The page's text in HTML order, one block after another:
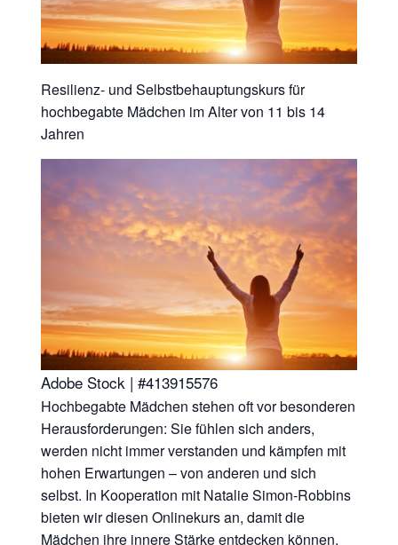
Resilienz- und Selbstbehauptungskurs für
hochbegabte Mädchen im Alter von 11 bis 14
Jahren
Adobe Stock | #413915576
Hochbegabte Mädchen stehen oft vor besonderen
Herausforderungen: Sie fühlen sich anders,
werden nicht immer verstanden und kämpfen mit
hohen Erwartungen – von anderen und sich
selbst. In Kooperation mit Natalie Simon-Robbins
bieten wir diesen Onlinekurs an, damit die
Mädchen ihre innere Stärke entdecken können,